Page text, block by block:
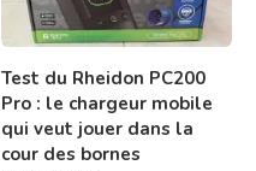
Test du Rheidon PC200
Pro : le chargeur mobile
qui veut jouer dans la
cour des bornes